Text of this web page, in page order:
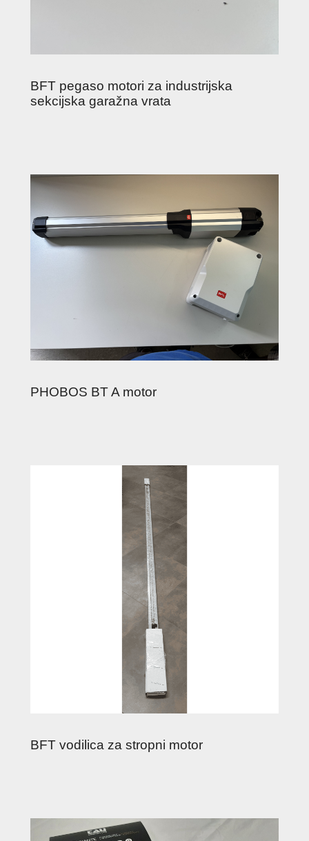
BFT pegaso motori za industrijska
sekcijska garažna vrata
PHOBOS BT A motor
BFT vodilica za stropni motor